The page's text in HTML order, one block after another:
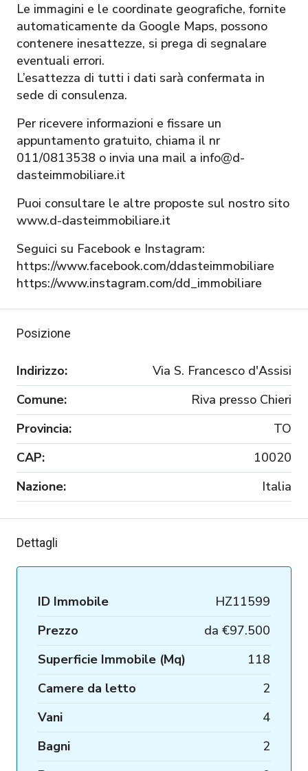
Le immagini e le coordinate geografiche, fornite
automaticamente da Google Maps, possono
contenere inesattezze, si prega di segnalare
eventuali errori.
L’esattezza di tutti i dati sarà confermata in
sede di consulenza.
Per ricevere informazioni e fissare un
appuntamento gratuito, chiama il nr
011/0813538 o invia una mail a info@d-
dasteimmobiliare.it
Puoi consultare le altre proposte sul nostro sito
www.d-dasteimmobiliare.it
Seguici su Facebook e Instagram:
https://www.facebook.com/ddasteimmobiliare
https://www.instagram.com/dd_immobiliare
Posizione
Indirizzo:
Via S. Francesco d'Assisi
Comune:
Riva presso Chieri
Provincia:
TO
CAP:
10020
Nazione:
Italia
Dettagli
ID Immobile
HZ11599
Prezzo
da €97.500
Superficie Immobile (Mq)
118
Camere da letto
2
Vani
4
Bagni
2